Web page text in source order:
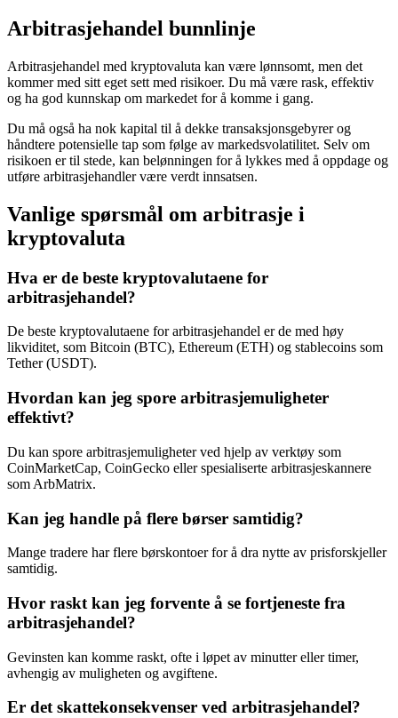
Arbitrasjehandel bunnlinje
Arbitrasjehandel med kryptovaluta kan være lønnsomt, men det
kommer med sitt eget sett med risikoer. Du må være rask, effektiv
og ha god kunnskap om markedet for å komme i gang.
Du må også ha nok kapital til å dekke transaksjonsgebyrer og
håndtere potensielle tap som følge av markedsvolatilitet. Selv om
risikoen er til stede, kan belønningen for å lykkes med å oppdage og
utføre arbitrasjehandler være verdt innsatsen.
Vanlige spørsmål om arbitrasje i
kryptovaluta
Hva er de beste kryptovalutaene for
arbitrasjehandel?
De beste kryptovalutaene for arbitrasjehandel er de med høy
likviditet, som Bitcoin (BTC), Ethereum (ETH) og stablecoins som
Tether (USDT).
Hvordan kan jeg spore arbitrasjemuligheter
effektivt?
Du kan spore arbitrasjemuligheter ved hjelp av verktøy som
CoinMarketCap, CoinGecko eller spesialiserte arbitrasjeskannere
som ArbMatrix.
Kan jeg handle på flere børser samtidig?
Mange tradere har flere børskontoer for å dra nytte av prisforskjeller
samtidig.
Hvor raskt kan jeg forvente å se fortjeneste fra
arbitrasjehandel?
Gevinsten kan komme raskt, ofte i løpet av minutter eller timer,
avhengig av muligheten og avgiftene.
Er det skattekonsekvenser ved arbitrasjehandel?